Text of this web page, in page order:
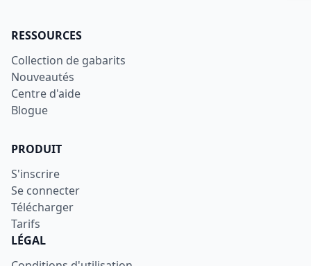
RESSOURCES
Collection de gabarits
Nouveautés
Centre d'aide
Blogue
PRODUIT
S'inscrire
Se connecter
Télécharger
Tarifs
LÉGAL